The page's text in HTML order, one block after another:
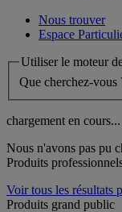
Nous trouver
Espace
Utiliser le moteur
Que cherchez-vous
chargement en cours...
Nous n'avons pas pu
Produits
Voir tous les résultats
Produits grand public